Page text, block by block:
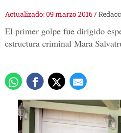
Actualizado: 09 marzo 2016/
El primer golpe fue dirigido
estructura criminal Mara